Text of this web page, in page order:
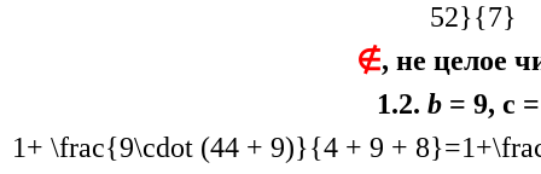
52}{7}
∉, не целое
1.2. b = 9, c
1+ \frac{9\cdot (44 + 9)}{4 + 9 +